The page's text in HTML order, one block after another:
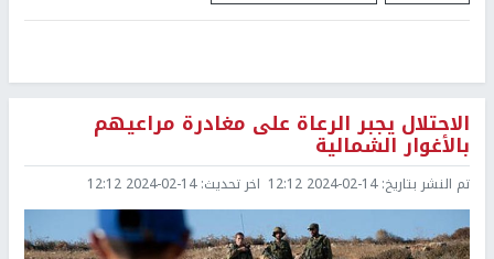
الاحتلال يجبر الرعاة على مغادرة مراعيهم
بالأغوار الشمالية
تم النشر بتاريخ:2024-02-14 12:12 اخر تحديث:2024-02-14 12:12